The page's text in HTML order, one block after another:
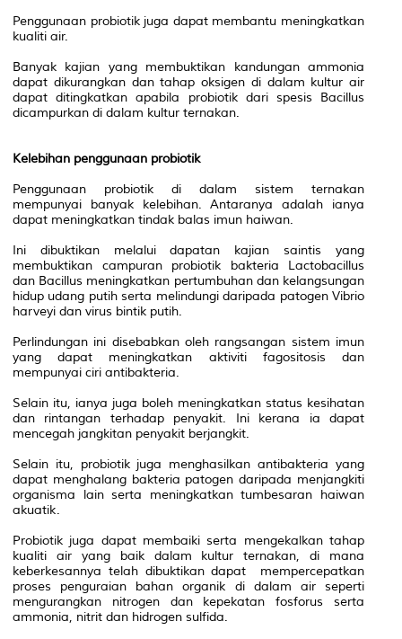
Penggunaan probiotik juga dapat membantu meningkatkan
kualiti air.
Banyak kajian yang membuktikan kandungan ammonia
dapat dikurangkan dan tahap oksigen di dalam kultur air
dapat ditingkatkan apabila probiotik dari spesis Bacillus
dicampurkan di dalam kultur ternakan.
Kelebihan penggunaan probiotik
Penggunaan probiotik di dalam sistem ternakan
mempunyai banyak kelebihan. Antaranya adalah ianya
dapat meningkatkan tindak balas imun haiwan.
Ini dibuktikan melalui dapatan kajian saintis yang
membuktikan campuran probiotik bakteria Lactobacillus
dan Bacillus meningkatkan pertumbuhan dan kelangsungan
hidup udang putih serta melindungi daripada patogen Vibrio
harveyi dan virus bintik putih.
Perlindungan ini disebabkan oleh rangsangan sistem imun
yang dapat meningkatkan aktiviti fagositosis dan
mempunyai ciri antibakteria.
Selain itu, ianya juga boleh meningkatkan status kesihatan
dan rintangan terhadap penyakit. Ini kerana ia dapat
mencegah jangkitan penyakit berjangkit.
Selain itu, probiotik juga menghasilkan antibakteria yang
dapat menghalang bakteria patogen daripada menjangkiti
organisma lain serta meningkatkan tumbesaran haiwan
akuatik.
Probiotik juga dapat membaiki serta mengekalkan tahap
kualiti air yang baik dalam kultur ternakan, di mana
keberkesannya telah dibuktikan dapat mempercepatkan
proses penguraian bahan organik di dalam air seperti
mengurangkan nitrogen dan kepekatan fosforus serta
ammonia, nitrit dan hidrogen sulfida.